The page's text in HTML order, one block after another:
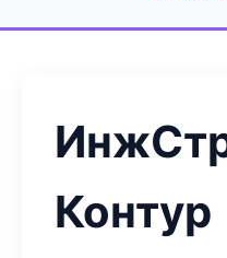
Контур